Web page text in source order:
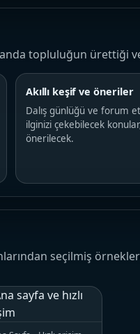
topluluğun ürettiği
Akıllı keşif ve öneriler
Dalış günlüğü ve forum
ilginizi çekebilecek
önerilecek.
seçilmiş